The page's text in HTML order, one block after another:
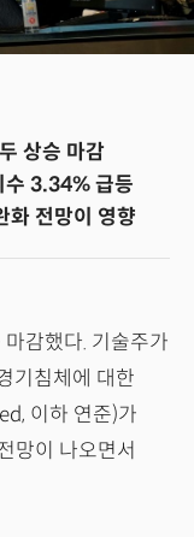
상승 마감
수 3.34% 급등
화 전망이 영향
감했다. 기술주가
기침체에 대한
이하 연준)가
망이 나오면서